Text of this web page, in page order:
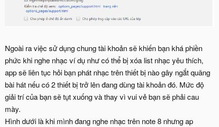
Ngoài ra việc sử dụng chung tài khoản sẽ khiến bạn khá phiền
phức khi nghe nhạc ví dụ như có thể bị xóa list nhạc yêu thích,
app sẽ liên tục hỏi bạn phát nhạc trên thiết bị nào gây ngắt quãng
bài hát nếu có 2 thiết bị trở lên đang dùng tài khoản đó. Mức độ
giải trí của bạn sẽ tụt xuống và thay vì vui vẻ bạn sẽ phải cau
mày.
Hình dưới là khi mình đang nghe nhạc trên note 8 nhưng ap